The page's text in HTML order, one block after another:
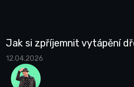
Jak si zpříjemnit vytápění
12.04.2026